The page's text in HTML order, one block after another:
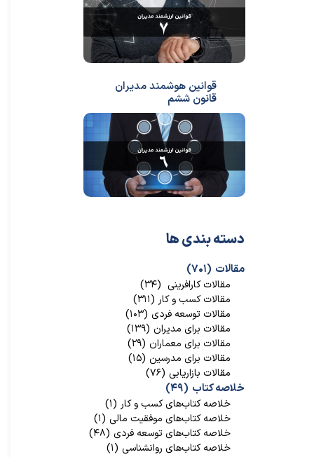
مقالات (۷۰۱)
مقالات کارافرینی (۳۴)
مقالات کسب و کار (۳۱۱)
مقالات توسعه فردی (۱۰۳)
مقالات برای مدیران (۱۳۹)
مقالات برای معماران (۲۹)
مقالات برای مدرسین (۱۵)
مقالات بازاریابی (۷۶)
خلاصه کتاب (۴۹)
خلاصه کتاب‌‌های کسب و کار (۱)
خلاصه کتاب‌‌های موفقیت مالی (۱)
خلاصه کتاب‌های توسعه فردی (۴۸)
خلاصه کتاب‌های روانشناسی (۱)
دسته بندی ها
قوانین هوشمند مدیران
قانون ششم